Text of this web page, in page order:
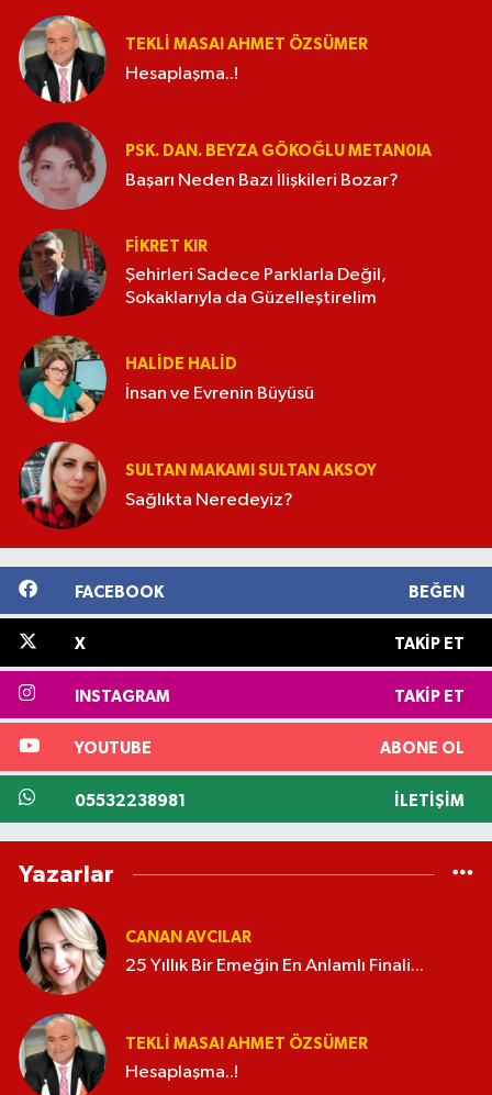
TEKLI MASA! AHMET ÖZSÜMER
Hesaplaşma..!
PSK. DAN. BEYZA GÖKOĞLU METAN0IA
Başarı Neden Bazı İlişkileri Bozar?
FIKRET KIR
Şehirleri Sadece Parklarla Değil,
Sokaklarıyla da Güzelleştirelim
HALIDE HALID
İnsan ve Evrenin Büyüsü
SULTAN MAKAMI SULTAN AKSOY
Sağlıkta Neredeyiz?
FACEBOOK BEĞEN
X TAKIP ET
INSTAGRAM TAKIP ET
YOUTUBE ABONE OL
05532238981 İLETIŞIM
Yazarlar
CANAN AVCILAR
25 Yıllık Bir Emeğin En Anlamlı Finali...
TEKLI MASA! AHMET ÖZSÜMER
Hesaplaşma..!